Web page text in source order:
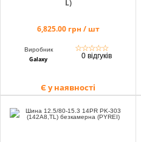
0 800 203
302
Безкоштовно
+38 (096) 733
+38 (066) 733
L)
6,825.00 грн / шт
Виробник
Galaxy
☆☆☆☆☆
0 відгуків
Є у наявності